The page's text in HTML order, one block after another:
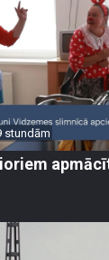
stundām